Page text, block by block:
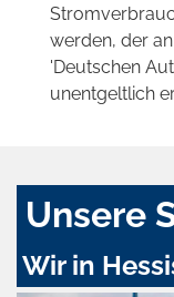
werden, der
'Deutschen
unentgeltlich
Unsere
Wir in